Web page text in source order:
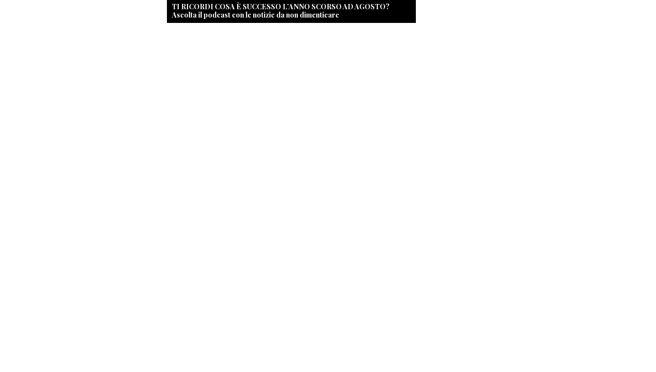
TI RICORDI COSA È SUCCESSO L’ANNO SCORSO AD AGOSTO?
Ascolta il podcast con le notizie da non dimenticare